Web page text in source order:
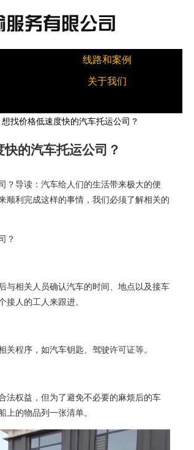
线路和案例
关于我们
找价格低速度快的汽车托运公司？
的汽车托运公司？
？导读：汽车给人们的生活带来极大的便
顺利完成这样的事情，我们必须了解相关的
？
与相关人员确认汽车的时间、地点以及接车
接人的工人来跟进。
程序，如汽车钥匙、驾驶许可证等。
法权益，但为了避免不必要的麻烦后的车
的物品列一张清单。